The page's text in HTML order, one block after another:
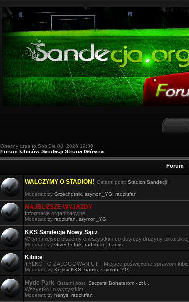
Obecny czas to Sob Sie 08, 2026 19:30
Forum kibiców Sandecji Strona Główna
Forum
WALCZYMY O STADION! Ostatni post: Stadion Sandecji
Moderatorzy Grzechotnik szymon_YG radziufan
NAJBLIŻSZE WYJAZDY
Informacje organizacyjne
Moderatorzy radziufan szymon_YG
KKS Sandecja Nowy Sącz
W tym miejscu piszemy o wszystkim co dotyczy drużyny piłkarskiej
Moderatorzy Grzechotnik radziufan hanys
Kibice
TYLKO PO ZALOGOWANIU !! - Miejsce poświęcone sprawom
Moderatorzy KrzysieKKS hanys szymon_YG
Hyde Park Ostatni post: Sączersi Bohaterom - zbi...
Wszystko i o wszystkim...
Moderatorzy hanys radziufan